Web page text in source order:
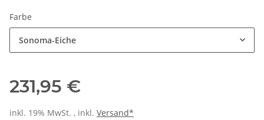
Farbe
Sonoma-Eiche
231,95 €
inkl. 19% MwSt. , inkl. Versand*